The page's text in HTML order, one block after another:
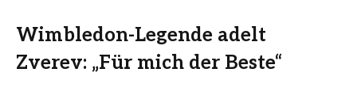
Wimbledon-Legende adelt
Zverev: „Für mich der Beste“